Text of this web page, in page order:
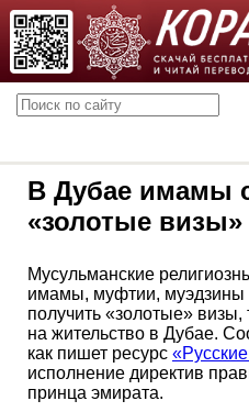
В Дубае имамы
«золотые визы»
Мусульманские
имамы, муфтии, муэдзины
получить «золотые» визы,
на жительство в Дубае.
как пишет ресурс
исполнение директив
принца эмирата.